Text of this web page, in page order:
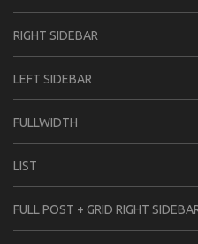
RIGHT SIDEBAR
LEFT SIDEBAR
FULLWIDTH
LIST
FULL POST + GRID RIGHT